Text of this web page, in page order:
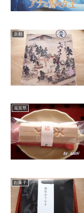
京都
滋賀県
お菓子